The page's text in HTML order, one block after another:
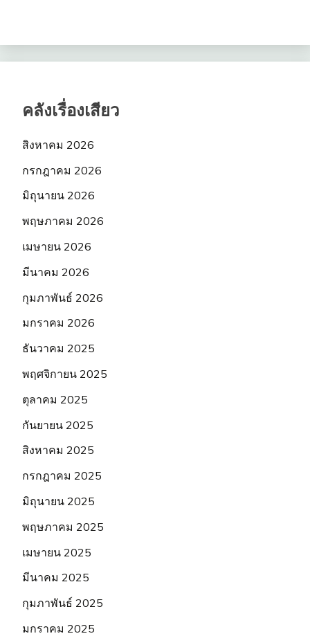
คลังเรื่องเสียว
สิงหาคม 2026
กรกฎาคม 2026
มิถุนายน 2026
พฤษภาคม 2026
เมษายน 2026
มีนาคม 2026
กุมภาพันธ์ 2026
มกราคม 2026
ธันวาคม 2025
พฤศจิกายน 2025
ตุลาคม 2025
กันยายน 2025
สิงหาคม 2025
กรกฎาคม 2025
มิถุนายน 2025
พฤษภาคม 2025
เมษายน 2025
มีนาคม 2025
กุมภาพันธ์ 2025
มกราคม 2025